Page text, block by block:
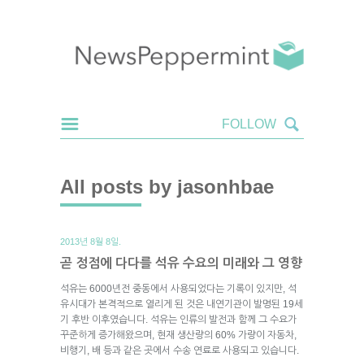
All posts by jasonhbae
2013년 8월 8일.
곧 정점에 다다를 석유 수요의 미래와 그 영향
석유는 6000년전 중동에서 사용되었다는 기록이 있지만, 석
유시대가 본격적으로 열리게 된 것은 내연기관이 발명된 19세
기 후반 이후였습니다. 석유는 인류의 발전과 함께 그 수요가
꾸준하게 증가해왔으며, 현재 생산량의 60% 가량이 자동차,
비행기, 배 등과 같은 곳에서 수송 연료로 사용되고 있습니다.